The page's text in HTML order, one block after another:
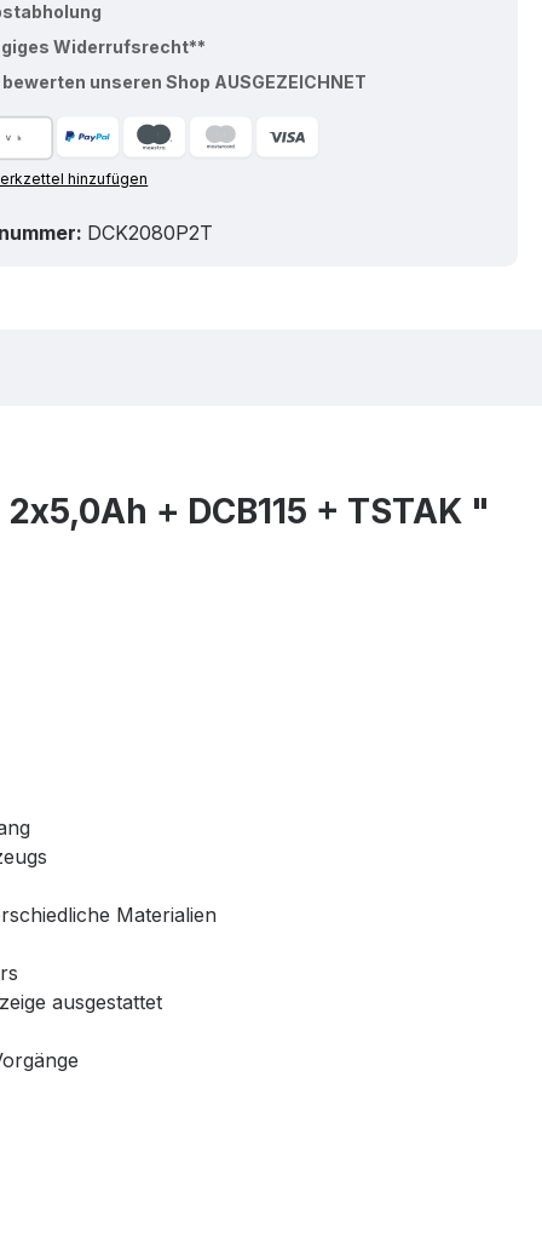
Widerrufsrecht**
bewerten unseren Shop AUSGEZEICHNET
hinzufügen
DCK2080P2T
+ DCB115 + TSTAK "
Materialien
ausgestattet